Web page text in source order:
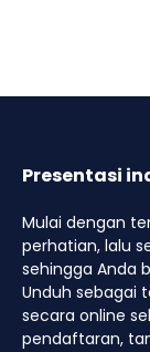
Presentasi
Mulai dengan
perhatian, lalu
sehingga Anda
Unduh sebagai
secara online
pendaftaran,